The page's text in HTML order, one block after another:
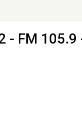
- FM 105.9